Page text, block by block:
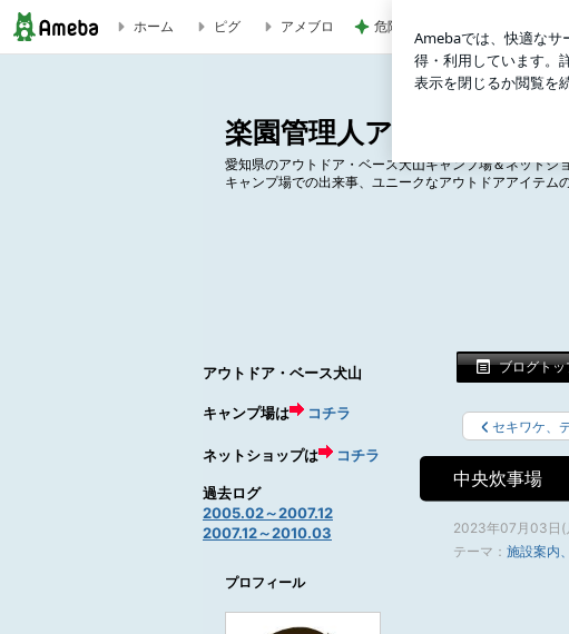
ホーム ピグ アメブロ 危険水域に達したアラフォーの
楽園管理人アツシの絵日記
愛知県のアウトドア・ベース犬山キャンプ場＆ネット
キャンプ場での出来事、ユニークなアウトドアアイテム
ブログトッ
セキワケ、
中央炊事場
2023年07月03日(
テーマ： 施設案内
アウトドア・ベース犬山
キャンプ場は コチラ
ネットショップは コチラ
過去ログ
2005.02～2007.12
2007.12～2010.03
プロフィール